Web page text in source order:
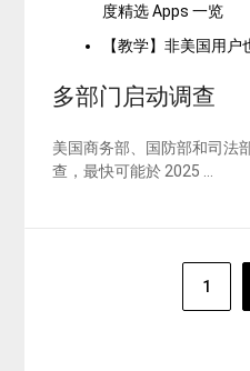
度精选 Apps 一览
【教学】非美国用
多部门启动调查
美国商务部、国防部和司法
查，最快可能於 2025 …
1